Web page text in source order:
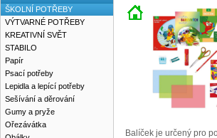
ŠKOLNÍ POTŘEBY
VÝTVARNÉ POTŘEBY
KREATIVNÍ SVĚT
STABILO
Papír
Psací potřeby
Lepidla a lepící potřeby
Sešívání a děrování
Gumy a pryže
Ořezávátka
Balíček je určený pro